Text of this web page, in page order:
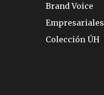
Brand Voice
Empresariales
Colección ÚH